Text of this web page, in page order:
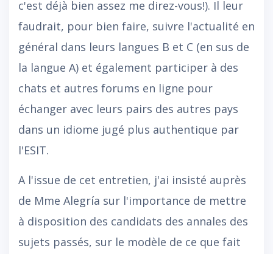
c'est déjà bien assez me direz-vous!). Il leur
faudrait, pour bien faire, suivre l'actualité en
général dans leurs langues B et C (en sus de
la langue A) et également participer à des
chats et autres forums en ligne pour
échanger avec leurs pairs des autres pays
dans un idiome jugé plus authentique par
l'ESIT.
A l'issue de cet entretien, j'ai insisté auprès
de Mme Alegría sur l'importance de mettre
à disposition des candidats des annales des
sujets passés, sur le modèle de ce que fait